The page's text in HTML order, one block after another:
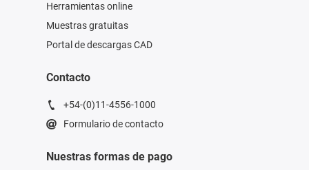
Herramientas online
Muestras gratuitas
Portal de descargas CAD
Contacto
+54-(0)11-4556-1000
Formulario de contacto
Nuestras formas de pago